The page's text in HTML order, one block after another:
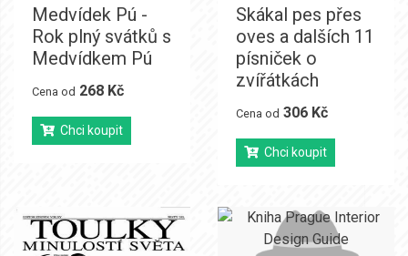
Medvídek Pú -
Rok plný svátků s
Medvídkem Pú
Cena od 268 Kč
Chci koupit
Skákal pes přes
oves a dalších 11
písniček o
zvířátkách
Cena od 306 Kč
Chci koupit